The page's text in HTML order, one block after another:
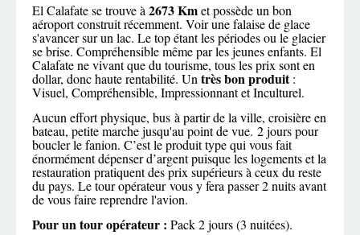
El Calafate se trouve à2673 Kmet possède un bon
aéroport construit récemment. Voir une falaise de glace
s'avancer sur un lac. Le top étant les périodes ou le glacier
se brise. Compréhensible même par les jeunes enfants. El
Calafate ne vivant que du tourisme, tous les prix sont en
dollar, donc haute rentabilité. Untrès bon produit:
Visuel, Compréhensible, Impressionnant et Inculturel.
Aucun effort physique, bus à partir de la ville, croisière en
bateau, petite marche jusqu'au point de vue. 2 jours pour
boucler le fanion. C’est le produit type qui vous fait
énormément dépenser d’argent puisque les logements et la
restauration pratiquent des prix supérieurs à ceux du reste
du pays. Le tour opérateur vous y fera passer 2 nuits avant
de vous faire reprendre l'avion.
Pour un tour opérateur : Pack 2 jours (3 nuitées).